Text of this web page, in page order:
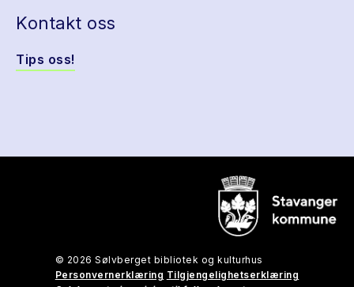
Kontakt oss
Tips oss!
© 2026 Sølvberget bibliotek og kulturhus
Personvernerklæring Tilgjengelighetserklæring